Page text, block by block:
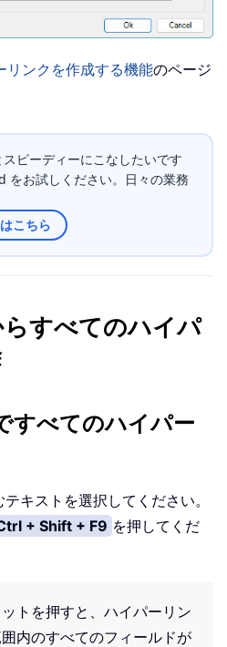
リンクを作成する機能のページ
ピーディーにこなしたいです
お試しください。日々の業務
こちら
すべてのハイパ
すべてのハイパー
キストを選択してください。
+ Shift + F9 を押してくだ
トを押すと、ハイパーリン
内のすべてのフィールドが